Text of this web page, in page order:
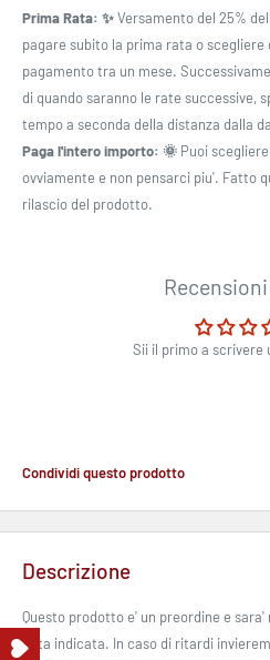
Prima Rata: ✨Versamento del 25%
pagare subito la prima rata o scegliere
pagamento tra un mese.
di quando saranno le rate successive,
tempo a seconda della distanza dalla
Paga l'intero importo: 🌞 Puoi
ovviamente e non pensarci piu'. Fatto
rilascio del prodotto.
Sii il primo a scrivere
Condividi questo prodotto
Descrizione
Questo prodotto e' un preordine e
data indicata. In caso di ritardi